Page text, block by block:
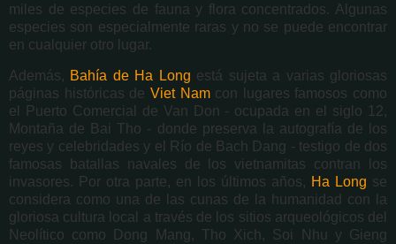
miles de especies de fauna y flora concentrados. Algunas
especies son especialmente raras y no se puede encontrar
en cualquier otro lugar.
Además, Bahía de Ha Long está sujeta a varias gloriosas
páginas históricas de Viet Namcon lugares famosos como
el Puerto Comercial de Van Don - ocupada en el siglo 12,
Montaña de Bai Tho - donde preserva la autografía de los
reyes y celebridades y el Río de Bach Dang - testigo de dos
famosas batallas navales de los vietnamitas contran los
invasores. Por otra parte, en los últimos años, Ha Long se
considera como una de las cunas de la humanidad con la
gloriosa cultura local a través de los sitios arqueológicos del
Neolítico como Dong Mang, Tho Xich, Soi Nhu y Gieng